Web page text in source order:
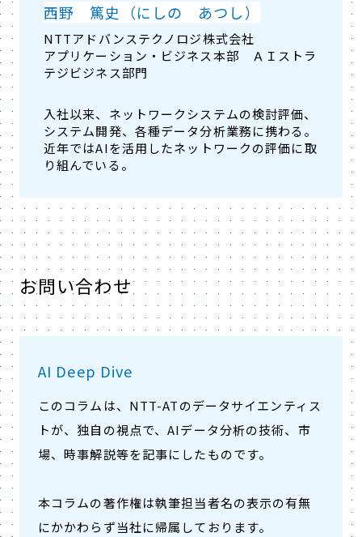
西野 篤史（にしの あつし）
NTTアドバンステクノロジ株式会社
アプリケーション・ビジネス本部 ＡＩストラ
テジビジネス部門
入社以来、ネットワークシステムの検討評価、
システム開発、各種データ分析業務に携わる。
近年ではAIを活用したネットワークの評価に取
り組んでいる。
お問い合わせ
AI Deep Dive
このコラムは、NTT-ATのデータサイエンティス
トが、独自の視点で、AIデータ分析の技術、市
場、時事解説等を記事にしたものです。
本コラムの著作権は執筆担当者名の表示の有無
にかかわらず当社に帰属しております。